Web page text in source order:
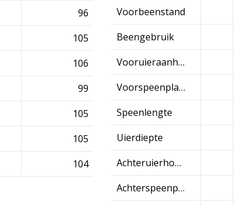
96
105
106
99
105
105
104
Voorbeenstand
Beengebruik
Vooruieraanhechting
Voorspeenplaatsing
Speenlengte
Uierdiepte
Achteruierhoogte
Achterspeenplaatsing